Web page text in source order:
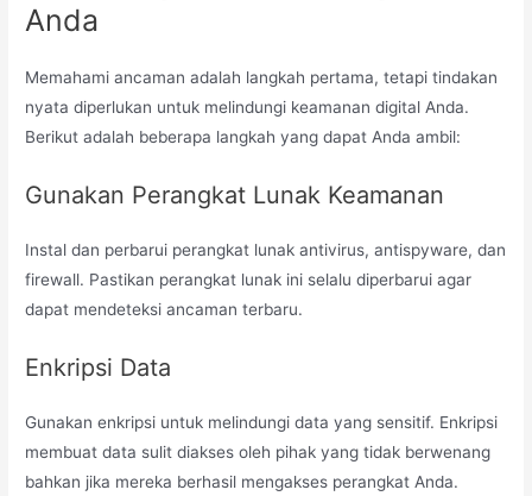
Anda
Memahami ancaman adalah langkah pertama, tetapi tindakan
nyata diperlukan untuk melindungi keamanan digital Anda.
Berikut adalah beberapa langkah yang dapat Anda ambil:
Gunakan Perangkat Lunak Keamanan
Instal dan perbarui perangkat lunak antivirus, antispyware, dan
firewall. Pastikan perangkat lunak ini selalu diperbarui agar
dapat mendeteksi ancaman terbaru.
Enkripsi Data
Gunakan enkripsi untuk melindungi data yang sensitif. Enkripsi
membuat data sulit diakses oleh pihak yang tidak berwenang
bahkan jika mereka berhasil mengakses perangkat Anda.